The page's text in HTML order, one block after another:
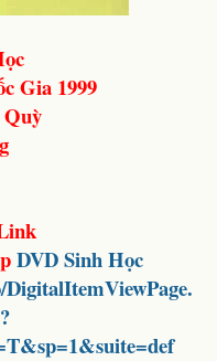
Gia 1999
DVD Sinh Học